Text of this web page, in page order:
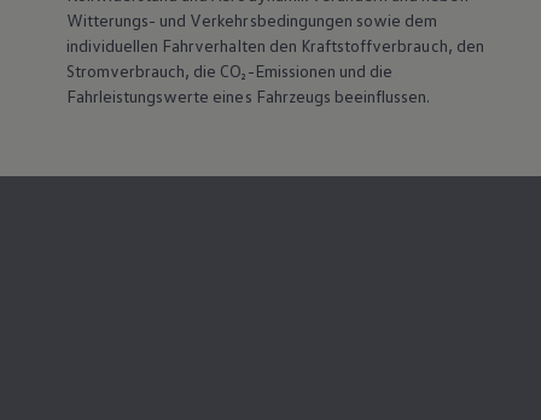
Magazin
Lifestyle
Transport
Familie
Elektromobilität
Volkswagen Kundenbetreuung
Witterungs- und Verkehrsbedingungen sowie dem
individuellen Fahrverhalten den Kraftstoffverbrauch, den
Stromverbrauch, die CO₂-Emissionen und die
Fahrleistungswerte eines Fahrzeugs beeinflussen.